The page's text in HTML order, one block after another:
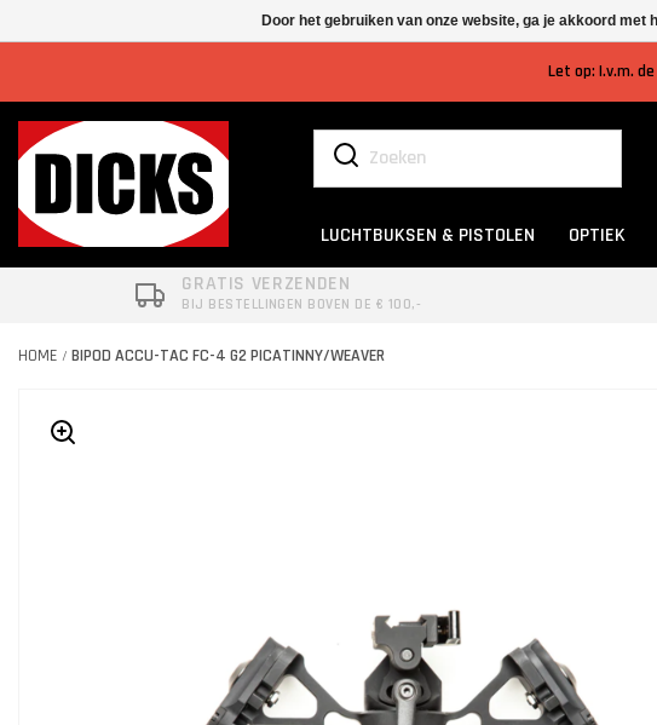
Let op: I.v.m.
LUCHTBUKSEN & PISTOLEN OPTIEK
GRATIS VERZENDEN
BIJ BESTELLINGEN BOVEN DE € 100,-
HOME / BIPOD ACCU-TAC FC-4 G2 PICATINNY/WEAVER
Door het gebruiken van onze website, ga je akkoord